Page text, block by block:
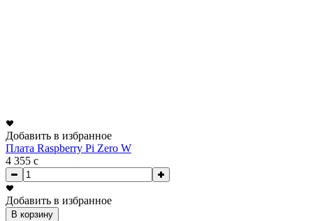
Добавить в избранное
Плата Raspberry Pi Zero W
4 355 c
Добавить в избранное
В корзину